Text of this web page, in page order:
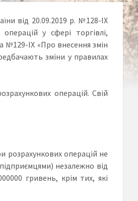
від 20.09.2019 р. №128-ІХ
у сфері торгівлі,
№129-ІХ «Про внесення змін
зміни у правилах
операцій. Свій
розрахункових операцій не
незалежно від
гривень, крім тих, які